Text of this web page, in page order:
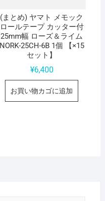
(まとめ) ヤマト メモック
ロールテープ カッター付
25mm幅 ローズ＆ライム
NORK-25CH-6B 1個 【×15
セット】
¥6,400
お買い物カゴに追加